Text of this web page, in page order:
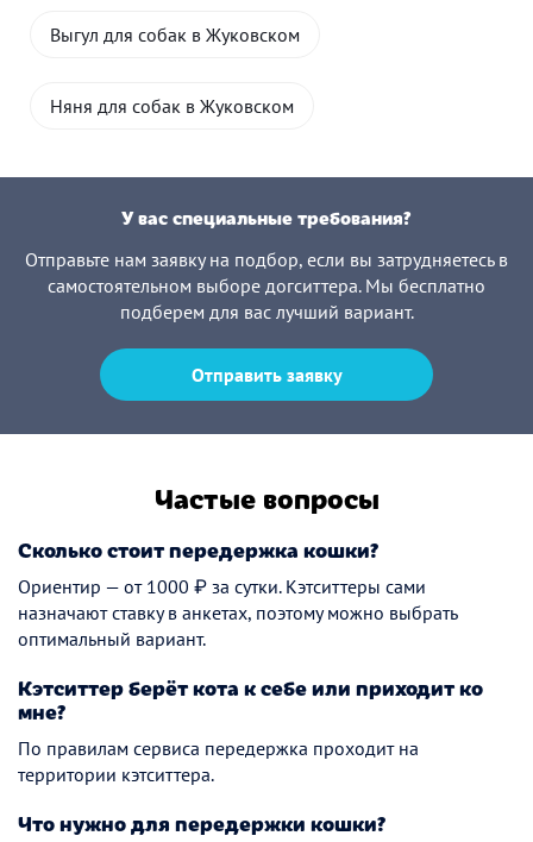
Выгул для собак в Жуковском
Няня для собак в Жуковском
У вас специальные требования?
Отправьте нам заявку на подбор, если вы затрудняетесь в
самостоятельном выборе догситтера. Мы бесплатно
подберем для вас лучший вариант.
Отправить заявку
Частые вопросы
Сколько стоит передержка кошки?
Ориентир — от 1000 ₽ за сутки. Кэтситтеры сами
назначают ставку в анкетах, поэтому можно выбрать
оптимальный вариант.
Кэтситтер берёт кота к себе или приходит ко
мне?
По правилам сервиса передержка проходит на
территории кэтситтера.
Что нужно для передержки кошки?